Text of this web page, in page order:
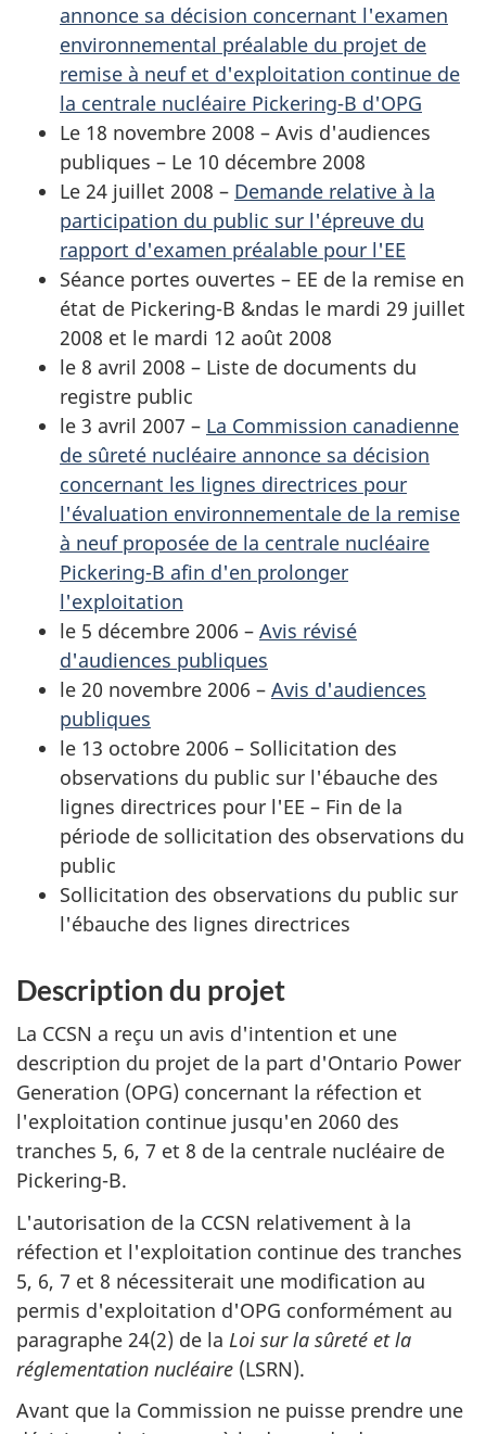
annonce sa décision concernant l'examen
environnemental préalable du projet de
remise à neuf et d'exploitation continue de
la centrale nucléaire Pickering-B d'OPG
Le 18 novembre 2008 – Avis d'audiences
publiques – Le 10 décembre 2008
Le 24 juillet 2008 – Demande relative à la
participation du public sur l'épreuve du
rapport d'examen préalable pour l'EE
Séance portes ouvertes – EE de la remise en
état de Pickering-B &ndas le mardi 29 juillet
2008 et le mardi 12 août 2008
le 8 avril 2008 – Liste de documents du
registre public
le 3 avril 2007 – La Commission canadienne
de sûreté nucléaire annonce sa décision
concernant les lignes directrices pour
l'évaluation environnementale de la remise
à neuf proposée de la centrale nucléaire
Pickering-B afin d'en prolonger
l'exploitation
le 5 décembre 2006 – Avis révisé
d'audiences publiques
le 20 novembre 2006 – Avis d'audiences
publiques
le 13 octobre 2006 – Sollicitation des
observations du public sur l'ébauche des
lignes directrices pour l'EE – Fin de la
période de sollicitation des observations du
public
Sollicitation des observations du public sur
l'ébauche des lignes directrices
Description du projet
La CCSN a reçu un avis d'intention et une
description du projet de la part d'Ontario Power
Generation (OPG) concernant la réfection et
l'exploitation continue jusqu'en 2060 des
tranches 5, 6, 7 et 8 de la centrale nucléaire de
Pickering-B.
L'autorisation de la CCSN relativement à la
réfection et l'exploitation continue des tranches
5, 6, 7 et 8 nécessiterait une modification au
permis d'exploitation d'OPG conformément au
paragraphe 24(2) de la Loi sur la sûreté et la
réglementation nucléaire (LSRN).
Avant que la Commission ne puisse prendre une